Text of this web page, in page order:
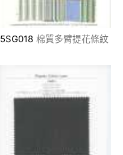
5SG018 棉質多臂提花條紋